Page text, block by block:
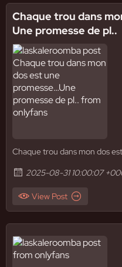
Chaque trou dans
Une promesse de pl..
Chaque trou dans mon dos
2025-08-31 10:00:07
View Post